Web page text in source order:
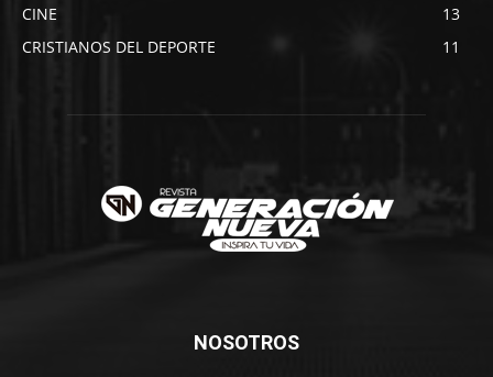
CINE
13
CRISTIANOS DEL DEPORTE
11
NOSOTROS